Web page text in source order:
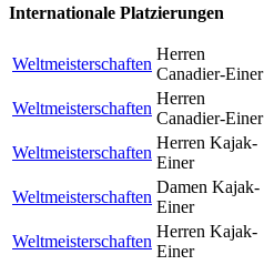
Internationale Platzierungen
Weltmeisterschaften
Herren
Canadier-Einer
Weltmeisterschaften
Herren
Canadier-Einer
Weltmeisterschaften
Herren Kajak-
Einer
Weltmeisterschaften
Damen Kajak-
Einer
Weltmeisterschaften
Herren Kajak-
Einer